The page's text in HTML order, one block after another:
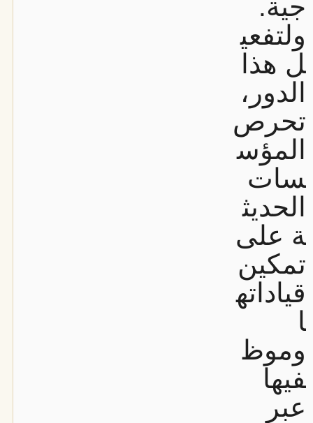
جية.
ولتفعي
ل هذا
الدور،
تحرص
المؤس
سات
الحديث
ة على
تمكين
قياداته
ا
وموظ
فيها
عبر